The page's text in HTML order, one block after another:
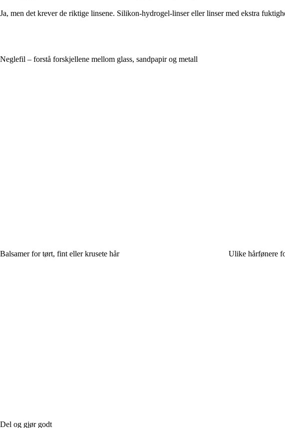
Ja, men det krever de riktige linsene. Silikon-hydrogel-linser eller linser med ekstra
Neglefil – forstå forskjellene mellom glass, sandpapir og metall
Balsamer for tørt, fint eller krusete hår Ulike hårfønere
Del og gjør godt